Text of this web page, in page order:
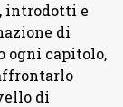
introdotti e
di
ogni capitolo,
di